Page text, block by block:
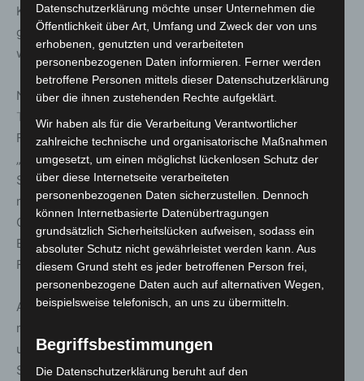
Kreislauf-Atemschutzgerät mit Überdruck in den Markt
gebracht, das speziell für längere Einsätze entwickelt
wurde“, so eine Unternehmenssprecherin.
Neue Standards bei Feuerwehrhelmen verspricht
Technologies
(Halle 14/H20) mit dem Modell „Gallet
F1XF“, entwickelt mit Feuerwehrleuten aus aller Welt.
„Der Gallet F1XF eröffnet eine neue Dimension von
Schutz, Multifunktionalität und Tragekomfort“, teilt MSA
mit. „Durch seine konfigurierbare Konstruktion ist der
Gallet F1XF perfekt geeignet für mehrere Arten von
Einsätzen, darunter Innenbrandbekämpfung, Brände im
Freien, technische Einsätze und Rettungseinsätze.“
Auch das UnternehmenRosenbauer (Halle27/B58) stellt
neben seinen Fahrzeugen, Löschtechnik, Ausrüstung
und Telematiklösungen modernste Persönliche
Schutzausrüstung für härteste Einsätze vor.
Datenschutzerklärung möchte unser Unternehmen die
Öffentlichkeit über Art, Umfang und Zweck der von uns
erhobenen, genutzten und verarbeiteten
personenbezogenen Daten informieren. Ferner werden
betroffene Personen mittels dieser Datenschutzerklärung
über die ihnen zustehenden Rechte aufgeklärt.
Wir haben als für die Verarbeitung Verantwortlicher
zahlreiche technische und organisatorische Maßnahmen
umgesetzt, um einen möglichst lückenlosen Schutz der
über diese Internetseite verarbeiteten
personenbezogenen Daten sicherzustellen. Dennoch
können Internetbasierte Datenübertragungen
grundsätzlich Sicherheitslücken aufweisen, sodass ein
absoluter Schutz nicht gewährleistet werden kann. Aus
diesem Grund steht es jeder betroffenen Person frei,
personenbezogene Daten auch auf alternativen Wegen,
beispielsweise telefonisch, an uns zu übermitteln.
Begriffsbestimmungen
Die Datenschutzerklärung beruht auf den